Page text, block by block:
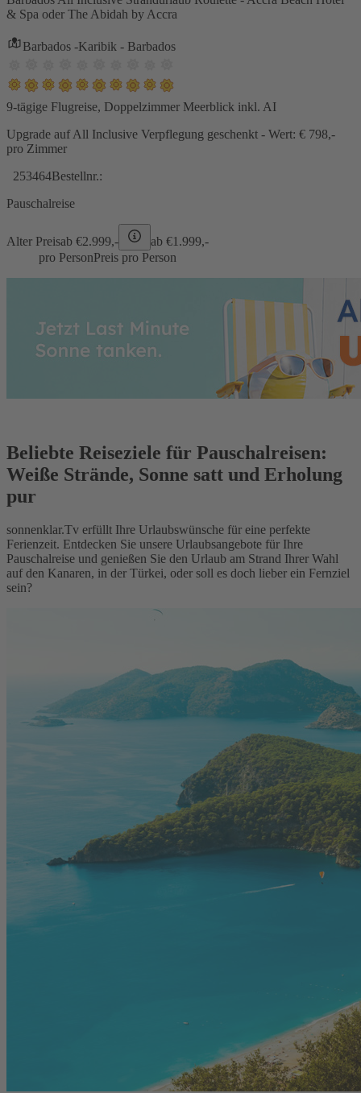
& Spa oder The Abidah by Accra
Barbados -Karibik - Barbados
9-tägige Flugreise, Doppelzimmer Meerblick inkl. AI
Upgrade auf All Inclusive Verpflegung geschenkt - Wert: € 798,-
pro Zimmer
253464Bestellnr.:
Pauschalreise
Alter Preisab €2.999,- ab €1.999,-
pro PersonPreis pro Person
Beliebte Reiseziele für Pauschalreisen:
Weiße Strände, Sonne satt und Erholung
pur
sonnenklar.Tv erfüllt Ihre Urlaubswünsche für eine perfekte
Ferienzeit. Entdecken Sie unsere Urlaubsangebote für Ihre
Pauschalreise und genießen Sie den Urlaub am Strand Ihrer Wahl
auf den Kanaren, in der Türkei, oder soll es doch lieber ein Fernziel
sein?